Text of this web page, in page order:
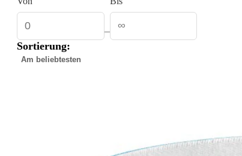
–
Sortierung: